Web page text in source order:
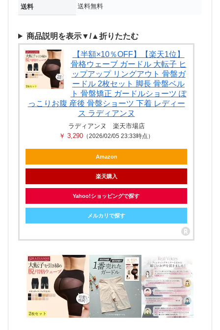
送料 送料無料
商品説明を表示▼/▲折りたたむ
【半額×10％OFF】【楽天1位】
骨格ウェーブ ガードル 大転子 ヒ
ップアップ リングアウト 骨盤ガ
ードル 2枚セット 脚長 骨盤ベル
ト 骨盤矯正 ガードルショーツ ぽ
っこりお腹 産後 骨盤ショーツ 下着 レディー
ス ラディアンヌ
ラディアンヌ 楽天市場店
￥ 3,290 （2026/02/05 23:33時点）
Amazon
楽天購入
Yahoo!ショッピングで探す
メルカリで探す